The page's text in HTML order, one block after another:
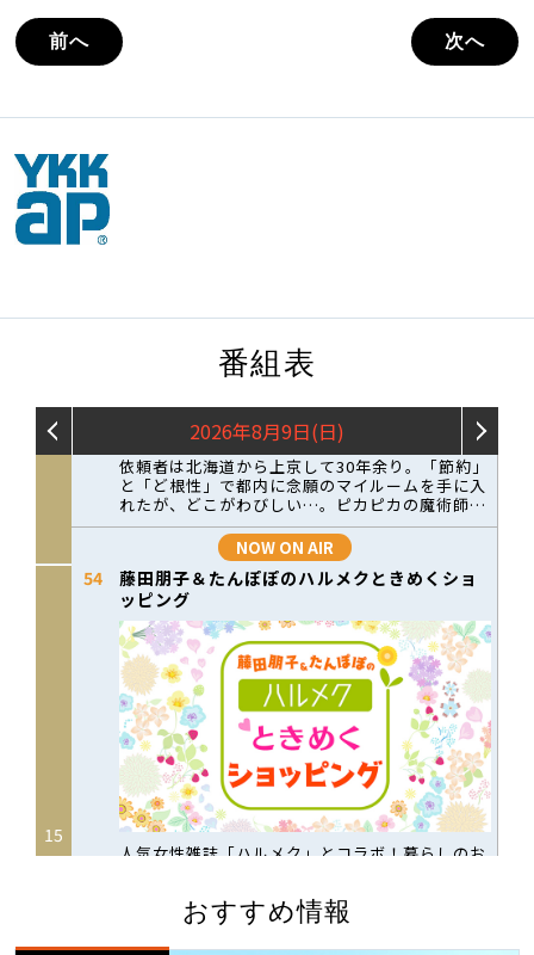
前へ 次へ
番組表
おすすめ情報